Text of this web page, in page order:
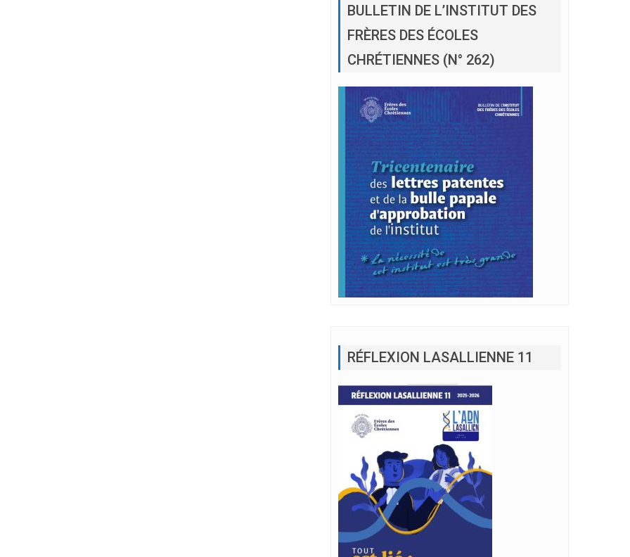
BULLETIN DE L’INSTITUT DES
FRÈRES DES ÉCOLES
CHRÉTIENNES (N° 262)
RÉFLEXION LASALLIENNE 11